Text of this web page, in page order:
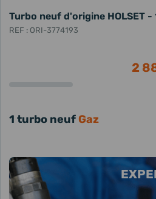
Turbo neuf d'origine HOLSET -
REF : ORI-3774193
2
1 turbo neuf Gaz